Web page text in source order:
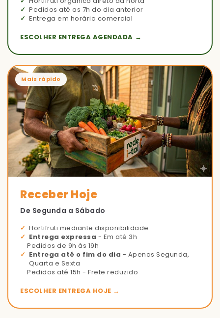
Pedidos até as 7h do dia anterior
Entrega em horário comercial
ESCOLHER ENTREGA AGENDADA →
Mais rápido
Receber Hoje
De Segunda a Sábado
Hortifruti mediante disponibilidade
Entrega expressa - Em até 3h
Pedidos de 9h às 19h
Entrega até o fim do dia - Apenas Segunda,
Quarta e Sexta
Pedidos até 15h - Frete reduzido
ESCOLHER ENTREGA HOJE →